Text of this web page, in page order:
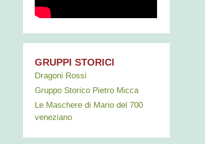
GRUPPI STORICI
Dragoni Rossi
Gruppo Storico Pietro Micca
Le Maschere di Mario del 700
veneziano